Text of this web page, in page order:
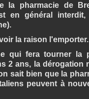
la pharmacie de
en général
la raison l'emporter.
qui fera tourner la
2 ans, la dérogation
sait bien que la
peuvent à